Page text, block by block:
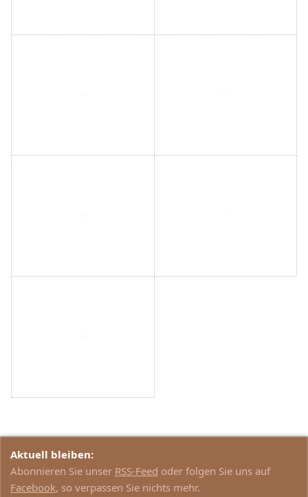
Aktuell bleiben:
Abonnieren Sie unser RSS-Feed oder folgen Sie uns auf
Facebook, so verpassen Sie nichts mehr.